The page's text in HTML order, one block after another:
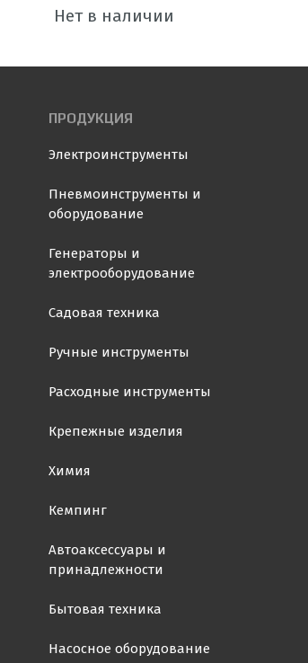
Нет в наличии
ПРОДУКЦИЯ
Электроинструменты
Пневмоинструменты и
оборудование
Генераторы и
электрооборудование
Садовая техника
Ручные инструменты
Расходные инструменты
Крепежные изделия
Химия
Кемпинг
Автоаксессуары и
принадлежности
Бытовая техника
Насосное оборудование